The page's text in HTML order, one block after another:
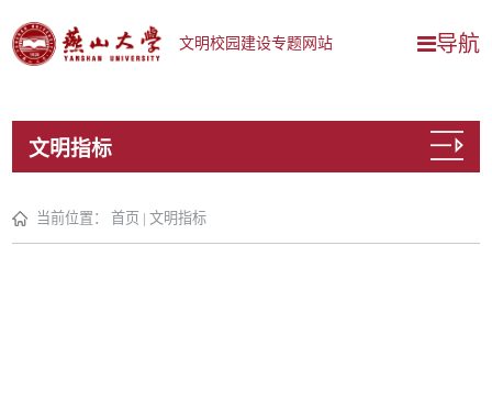
文明校园建设专题网站 导航
文明指标
当前位置：首页 |文明指标